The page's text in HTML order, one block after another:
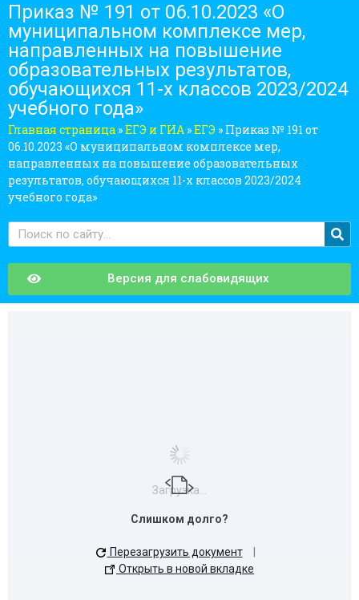
Приказ № 191 от 06.10.2023 «О
муниципальном комплексе мер,
направленных на повышение
образовательных результатов,
обучающихся 11-х классов 2023/2024
учебного года»
Главная страница »ЕГЭ и ГИА »ЕГЭ » Приказ № 191 от
06.10.2023 «О муниципальном комплексе мер,
направленных на повышение образовательных
результатов, обучающихся 11-х классов 2023/2024
учебного года»
Версия для слабовидящих
Загрузка...
Слишком долго?
Перезагрузить документ
Открыть в новой вкладке